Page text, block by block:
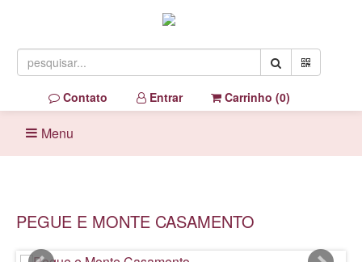
Contato Entrar Carrinho (0)
Menu
PEGUE E MONTE CASAMENTO